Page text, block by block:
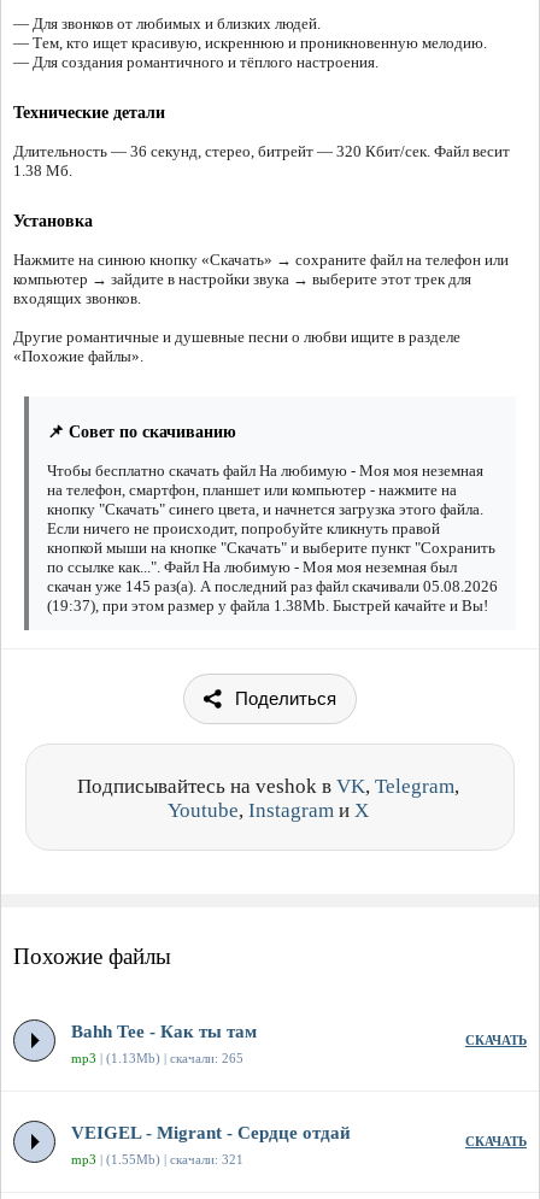
— Для звонков от любимых и близких людей.
— Тем, кто ищет красивую, искреннюю и проникновенную мелодию.
— Для создания романтичного и тёплого настроения.
Технические детали
Длительность — 36 секунд, стерео, битрейт — 320 Кбит/сек. Файл весит
1.38 Мб.
Установка
Нажмите на синюю кнопку «Скачать» → сохраните файл на телефон или
компьютер → зайдите в настройки звука → выберите этот трек для
входящих звонков.
Другие романтичные и душевные песни о любви ищите в разделе
«Похожие файлы».
📌 Совет по скачиванию
Чтобы бесплатно скачать файл На любимую - Моя моя неземная
на телефон, смартфон, планшет или компьютер - нажмите на
кнопку "Скачать" синего цвета, и начнется загрузка этого файла.
Если ничего не происходит, попробуйте кликнуть правой
кнопкой мыши на кнопке "Скачать" и выберите пункт "Сохранить
по ссылке как...". Файл На любимую - Моя моя неземная был
скачан уже 145 раз(а). А последний раз файл скачивали 05.08.2026
(19:37), при этом размер у файла 1.38Mb. Быстрей качайте и Вы!
Поделиться
Подписывайтесь на veshok в VK, Telegram,
Youtube, Instagram и X
Похожие файлы
Bahh Tee - Как ты там
mp3 | (1.13Mb) | скачали: 265
СКАЧАТЬ
VEIGEL - Migrant - Сердце отдай
mp3 | (1.55Mb) | скачали: 321
СКАЧАТЬ